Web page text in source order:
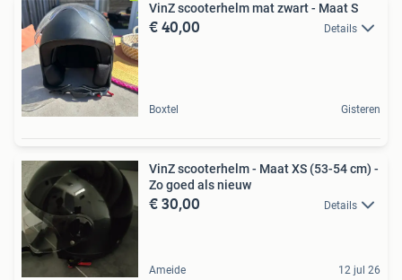
VinZ scooterhelm mat zwart - Maat S
€ 40,00 Details
Boxtel Gisteren
VinZ scooterhelm - Maat XS (53-54 cm) -
Zo goed als nieuw
€ 30,00 Details
Ameide 12 jul 26